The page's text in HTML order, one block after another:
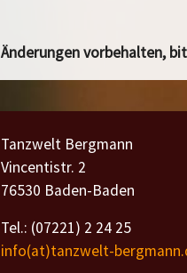
Mehr
Änderungen vorbehalten,
Tanzwelt Bergmann
Vincentistr. 2
76530 Baden-Baden
Tel.: (07221) 2 24 25
info(at)tanzwelt-